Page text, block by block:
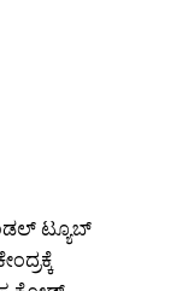
ಟ್ಯೂಬ್